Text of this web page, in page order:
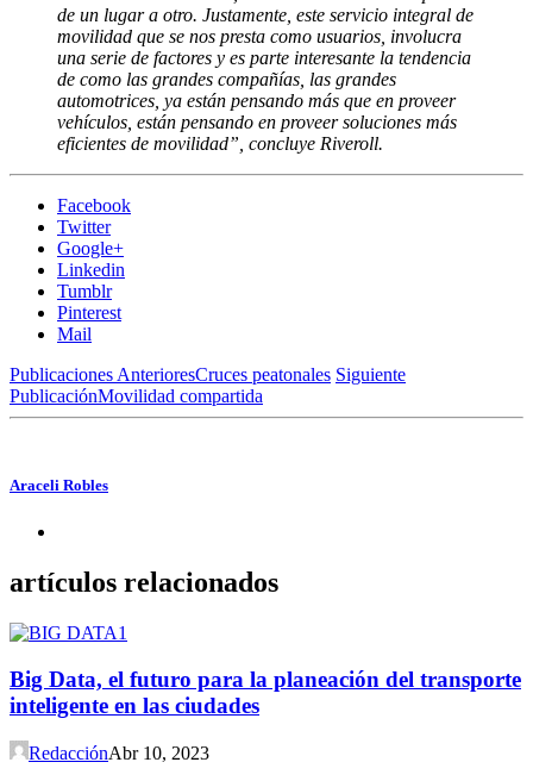
de un lugar a otro. Justamente, este servicio integral de
movilidad que se nos presta como usuarios, involucra
una serie de factores y es parte interesante la tendencia
de como las grandes compañías, las grandes
automotrices, ya están pensando más que en proveer
vehículos, están pensando en proveer soluciones más
eficientes de movilidad”, concluye Riveroll.
Facebook
Twitter
Google+
Linkedin
Tumblr
Pinterest
Mail
Publicaciones AnterioresCruces peatonales Siguiente
PublicaciónMovilidad compartida
Araceli Robles
artículos relacionados
Big Data, el futuro para la planeación del transporte
inteligente en las ciudades
RedacciónAbr 10, 2023